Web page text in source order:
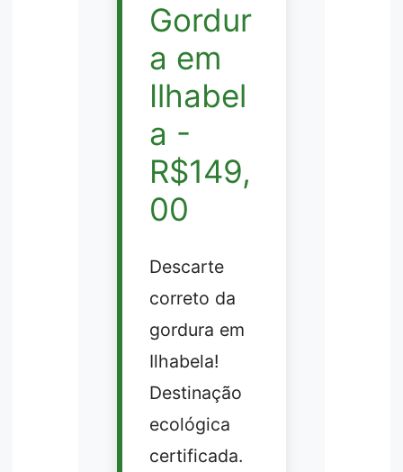
Gordur
a em
Ilhabel
a -
R$149,
00
Descarte
correto da
gordura em
Ilhabela!
Destinação
ecológica
certificada.